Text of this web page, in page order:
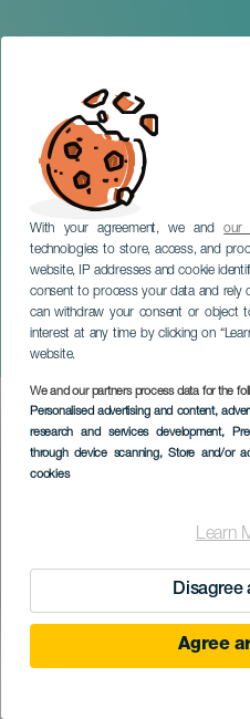
With your agreement, we andour
technologies to store, access, and
website, IP addresses and cookie
consent to process your data and rely
can withdraw your consent or object
interest at any time by clicking on
website.
We and our partners process data for the
Personalised advertising and content,
research and services development,
through device scanning, Store and/or
cookies
Learn
Disagree
Agree
Julia Medina
GRÃ-CANÁRIA
Imagen
Listado